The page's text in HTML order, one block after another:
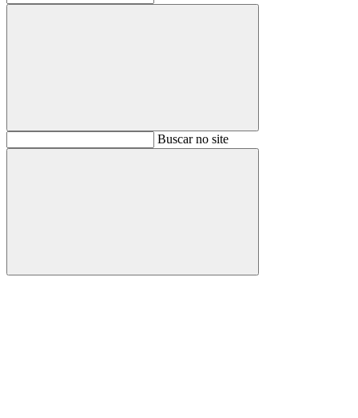
BuscarBuscar no site
Buscar